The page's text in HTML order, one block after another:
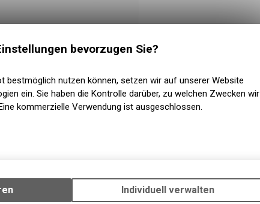
bevorzugen Sie?
bestmöglich nutzen können, setzen wir auf unserer Website
ein. Sie haben die Kontrolle darüber, zu welchen Zwecken wir
kommerzielle Verwendung ist ausgeschlossen.
die grundlegenden Funktionen unseres Online-Angebots, wie die
Warenkorbs, zu ermöglichen. Bitte beachten Sie, dass die
Individuell verwalten